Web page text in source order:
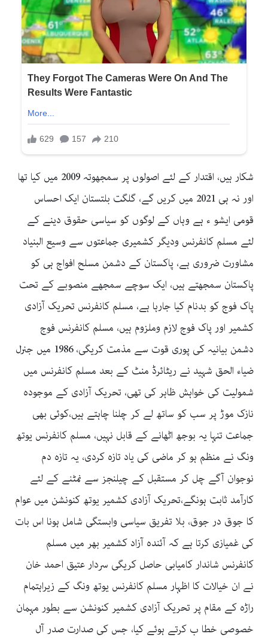
شکار ہیں، اقتدار کے لئے اصولوں پر سمجھوتہ 2009 میں کیا تھا
اور نہ ہی 2021 میں کریں گے، گلگت بلتستان ایک احساس
قومی ایشو ء ہے وہاں کے لوگوں کو سیاسی حقوق دینے کے
لئے مسلم کانفرنس ودیگر کشمیری جماعتوں سے وسیع البنیاد
مشاورت ضروری ہے، پاکستان کے دشمن مسلح افواج ہی کو
پاکستان سمجھتے ہیں، ایک سوچے سمجھے منصوبے کے تحت
پاک فوج کو بدنام کیا جارہا ہے، مسلم کانفرنس تحریک آزادی
کشمیر اور پاک فوج لازم وملزوم ہیں، مسلم کانفرنس فوج
دشمن بیانیہ کی پوری قوت سے مذمت کریگی، 1986 میں جنرل
ضیاء الحق شہید نے ریٹائرڈ منٹ کے بعد مسلم کانفرنس میں
شمولیت کی خواہش ظاہر کی تھی، تحریک آزادی کے موجودہ
نازک موڑ پر سب کو ساتھ لے کر چلنا چاہتے ہیں،کوئی بھی
جماعت تنہا یہ بوجھ اٹھانے کے قابل نہیں، مسلم کانفرنس یوتھ
ونگ نے منظم ہو کر ماضی کی یاد تازہ کردی، یہ تازہ دم
نوجوان آگے چل کر مستقبل کے چیلنجز سے نمٹنے کے لئے
کارآمد ثابت ہونگے،تحریک آزادی کشمیر یوتھ کنونشن میں عوام
کا جوق در جوق، بلا تفریق سیاسی وابستگی شامل ہونا اس بات
کی غمیازی کرتا ہے کہ آئندہ آزاد کشمیر بھر میں مسلم
کانفرنس شاندار کامیابی حاصل کریگی سردار عتیق احمد خان
نے ان خیالات کا اظہار مسلم کانفرنس یوتھ ونگ کے زیراہتمام
راڑہ کے مقام پر تحریک آزادی کشمیر کنونشن سے بطور مہمان
خصوصی خطا ب کرتے ہوئے کیا، جس کی صدارت صدر آل